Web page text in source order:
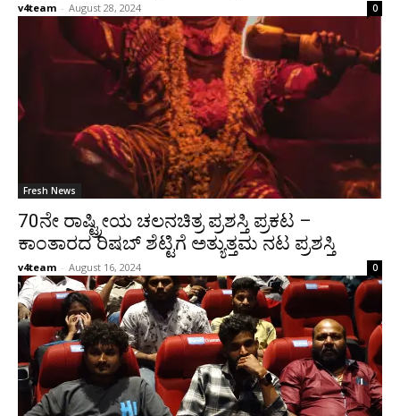
v4team - August 28, 2024 0
Fresh News
70ನೇ ರಾಷ್ಟ್ರೀಯ ಚಲನಚಿತ್ರ ಪ್ರಶಸ್ತಿ ಪ್ರಕಟ –
ಕಾಂತಾರದ ರಿಷಬ್ ಶೆಟ್ಟಿಗೆ ಅತ್ಯುತ್ತಮ ನಟ ಪ್ರಶಸ್ತಿ
v4team - August 16, 2024 0